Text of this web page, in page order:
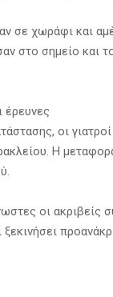
σε χωράφι και
στο σημείο και
έρευνες
οι
Η
οι ακριβείς